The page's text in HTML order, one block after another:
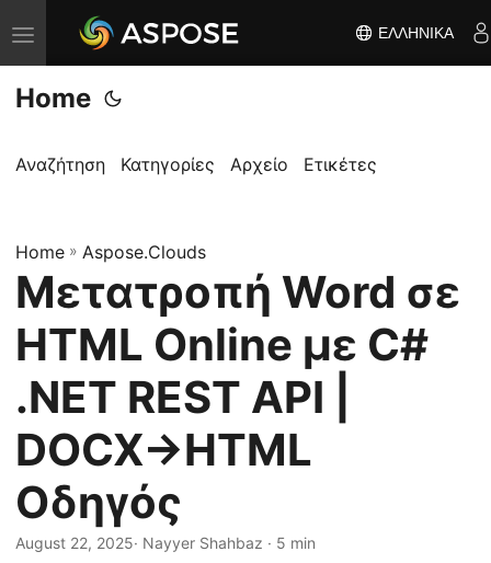
Ε
ν
α
λ
ή
π
λ
ο
γ
η
σ
η
ΕΛΛΗΝΙΚΆ
Home
Αναζήτηση Κατηγορίες Αρχείο Ετικέτες
Home » Aspose.Clouds
Μετατροπή Word σε
HTML Online με C#
.NET REST API |
DOCX→HTML
Οδηγός
August 22, 2025· Nayyer Shahbaz · 5 min